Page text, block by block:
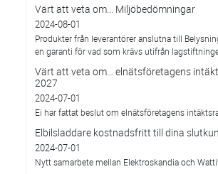
Värt att veta om... Miljöbedömningar
2024-08-01
Produkter från leverantörer anslutna till
en garanti för vad som krävs utifrån
Värt att veta om… elnätsföretagens
2027
2024-07-01
Ei har fattat beslut om elnätsföretagens
Elbilsladdare kostnadsfritt till dina
2024-07-01
Nytt samarbete mellan Elektroskandia och